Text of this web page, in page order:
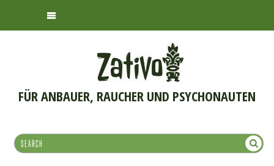
FÜR ANBAUER, RAUCHER UND PSYCHONAUTEN